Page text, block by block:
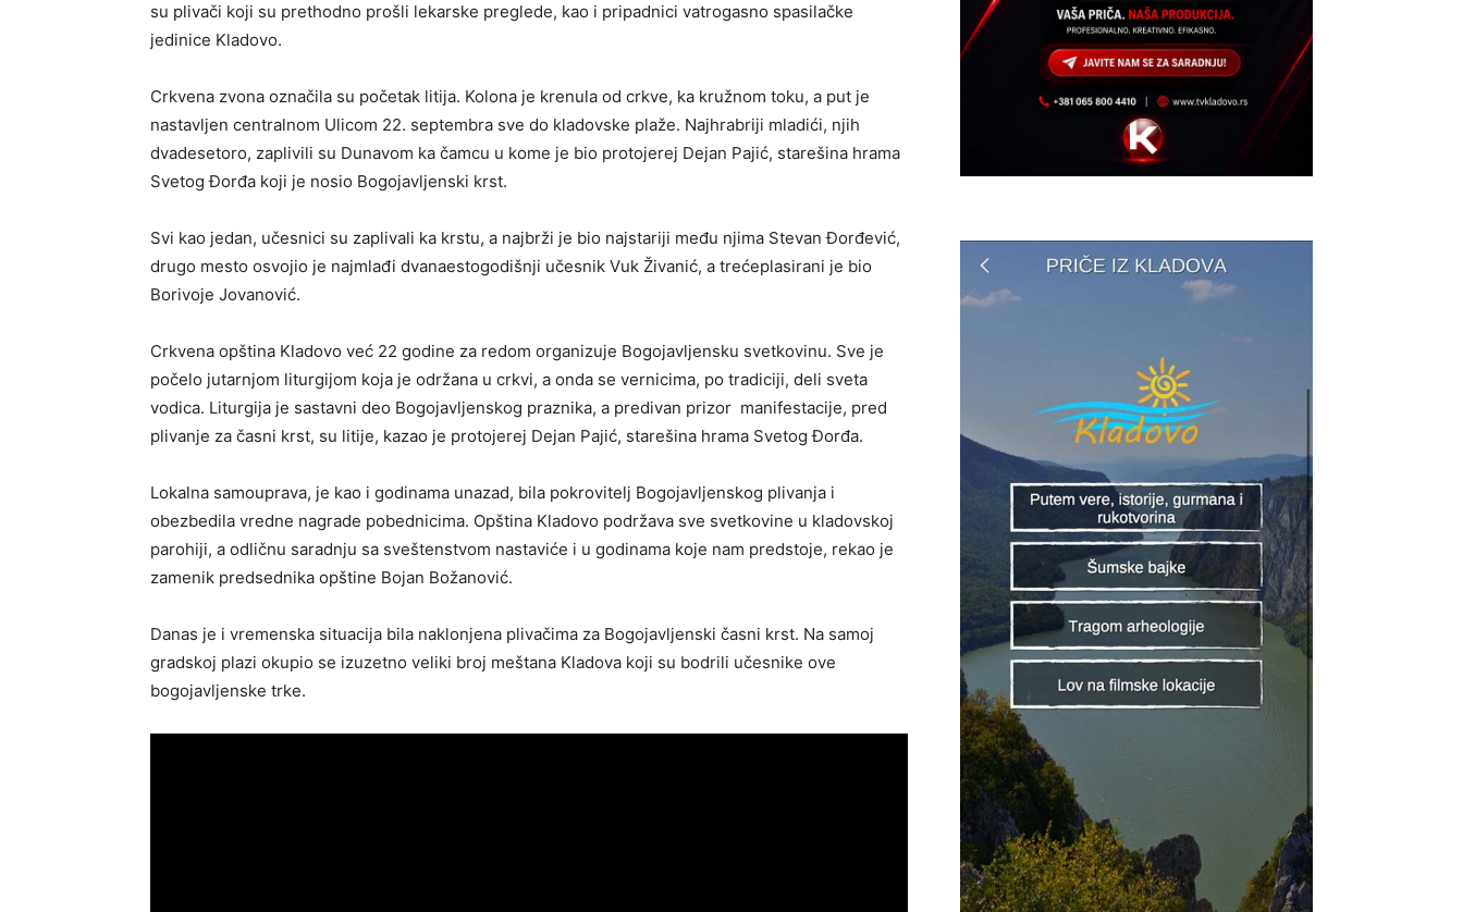
su plivači koji su prethodno prošli lekarske preglede, kao i pripadnici vatrogasno spasilačke
jedinice Kladovo.
Crkvena zvona označila su početak litija. Kolona je krenula od crkve, ka kružnom toku, a put je
nastavljen centralnom Ulicom 22. septembra sve do kladovske plaže. Najhrabriji mladići, njih
dvadesetoro, zaplivili su Dunavom ka čamcu u kome je bio protojerej Dejan Pajić, starešina hrama
Svetog Đorđa koji je nosio Bogojavljenski krst.
Svi kao jedan, učesnici su zaplivali ka krstu, a najbrži je bio najstariji među njima Stevan Đorđević,
drugo mesto osvojio je najmlađi dvanaestogodišnji učesnik Vuk Živanić, a trećeplasirani je bio
Borivoje Jovanović.
Crkvena opština Kladovo već 22 godine za redom organizuje Bogojavljensku svetkovinu. Sve je
počelo jutarnjom liturgijom koja je održana u crkvi, a onda se vernicima, po tradiciji, deli sveta
vodica. Liturgija je sastavni deo Bogojavljenskog praznika, a predivan prizor manifestacije, pred
plivanje za časni krst, su litije, kazao je protojerej Dejan Pajić, starešina hrama Svetog Đorđa.
Lokalna samouprava, je kao i godinama unazad, bila pokrovitelj Bogojavljenskog plivanja i
obezbedila vredne nagrade pobednicima. Opština Kladovo podržava sve svetkovine u kladovskoj
parohiji, a odličnu saradnju sa sveštenstvom nastaviće i u godinama koje nam predstoje, rekao je
zamenik predsednika opštine Bojan Božanović.
Danas je i vremenska situacija bila naklonjena plivačima za Bogojavljenski časni krst. Na samoj
gradskoj plazi okupio se izuzetno veliki broj meštana Kladova koji su bodrili učesnike ove
bogojavljenske trke.